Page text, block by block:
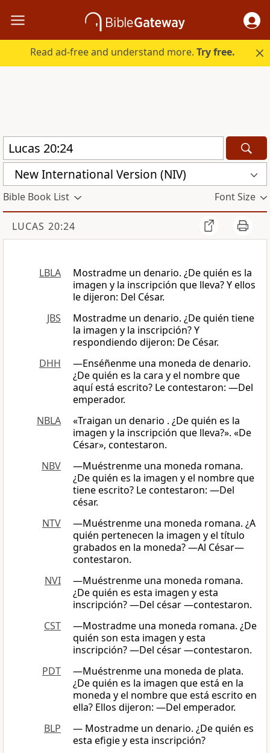
Read ad-free and understand more.Try free.
New International Version (NIV)
Bible Book List Font Size
LUCAS 20:24
LBLA
Mostradme un denario. ¿De quién es la
imagen y la inscripción que lleva? Y ellos
le dijeron: Del César.
JBS
Mostradme un denario. ¿De quién tiene
la imagen y la inscripción? Y
respondiendo dijeron: De César.
DHH
—Enséñenme una moneda de denario.
¿De quién es la cara y el nombre que
aquí está escrito? Le contestaron: —Del
emperador.
NBLA
«Traigan un denario . ¿De quién es la
imagen y la inscripción que lleva?». «De
César», contestaron.
NBV
―Muéstrenme una moneda romana.
¿De quién es la imagen y el nombre que
tiene escrito? Le contestaron: ―Del
césar.
NTV
—Muéstrenme una moneda romana. ¿A
quién pertenecen la imagen y el título
grabados en la moneda? —Al César—
contestaron.
NVI
—Muéstrenme una moneda romana.
¿De quién es esta imagen y esta
inscripción? —Del césar —contestaron.
CST
―Mostradme una moneda romana. ¿De
quién son esta imagen y esta
inscripción? ―Del césar —contestaron.
PDT
—Muéstrenme una moneda de plata.
¿De quién es la imagen que está en la
moneda y el nombre que está escrito en
ella? Ellos dijeron: —Del emperador.
BLP
— Mostradme un denario. ¿De quién es
esta efigie y esta inscripción?